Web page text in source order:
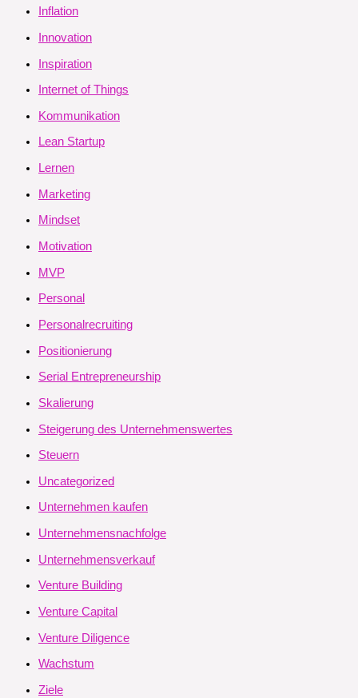
Inflation
Innovation
Inspiration
Internet of Things
Kommunikation
Lean Startup
Lernen
Marketing
Mindset
Motivation
MVP
Personal
Personalrecruiting
Positionierung
Serial Entrepreneurship
Skalierung
Steigerung des Unternehmenswertes
Steuern
Uncategorized
Unternehmen kaufen
Unternehmensnachfolge
Unternehmensverkauf
Venture Building
Venture Capital
Venture Diligence
Wachstum
Ziele